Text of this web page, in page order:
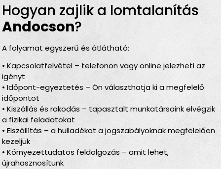
Hogyan zajlik a lomtalanítás
Andocson?
A folyamat egyszerű és átlátható:
• Kapcsolatfelvétel – telefonon vagy online jelezheti az
igényt
• Időpont-egyeztetés – Ön választhatja ki a megfelelő
időpontot
• Kiszállás és rakodás – tapasztalt munkatársaink elvégzik
a fizikai feladatokat
• Elszállítás – a hulladékot a jogszabályoknak megfelelően
kezeljük
• Környezettudatos feldolgozás – amit lehet,
újrahasznosítunk